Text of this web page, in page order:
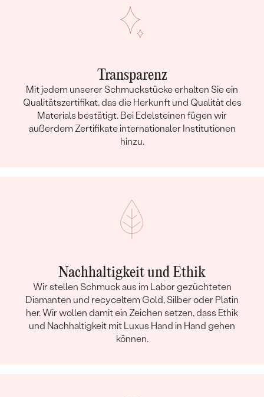
Transparenz
Mit jedem unserer Schmuckstücke erhalten Sie ein
Qualitätszertifikat, das die Herkunft und Qualität des
Materials bestätigt. Bei Edelsteinen fügen wir
außerdem Zertifikate internationaler Institutionen
hinzu.
Nachhaltigkeit und Ethik
Wir stellen Schmuck aus im Labor gezüchteten
Diamanten und recyceltem Gold, Silber oder Platin
her. Wir wollen damit ein Zeichen setzen, dass Ethik
und Nachhaltigkeit mit Luxus Hand in Hand gehen
können.